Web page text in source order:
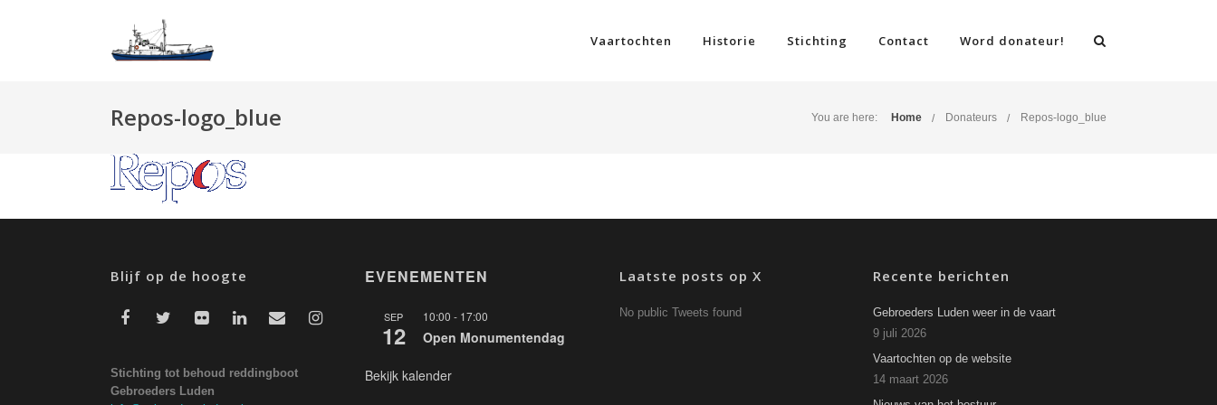
Vaartochten Historie Stichting Contact Word donateur!
Repos-logo_blue You are here: Home Donateurs Repos-logo_blue
Blijf op de hoogte
Stichting tot behoud reddingboot
Gebroeders Luden
EVENEMENTEN
SEP
12
10:00 - 17:00
Open Monumentendag
Bekijk kalender
Laatste posts op X
No public Tweets found
Recente berichten
Gebroeders Luden weer in de vaart
9 juli 2026
Vaartochten op de website
14 maart 2026